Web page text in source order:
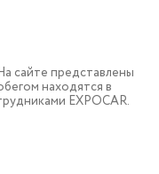
сайте представлены
находятся в
EXPOCAR.